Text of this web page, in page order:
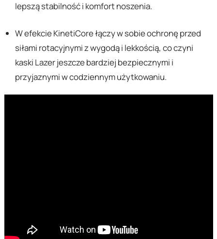
lepszą stabilność i komfort noszenia.
W efekcie KinetiCore łączy w sobie ochronę przed
siłami rotacyjnymi z wygodą i lekkością, co czyni
kaski Lazer jeszcze bardziej bezpiecznymi i
przyjaznymi w codziennym użytkowaniu.